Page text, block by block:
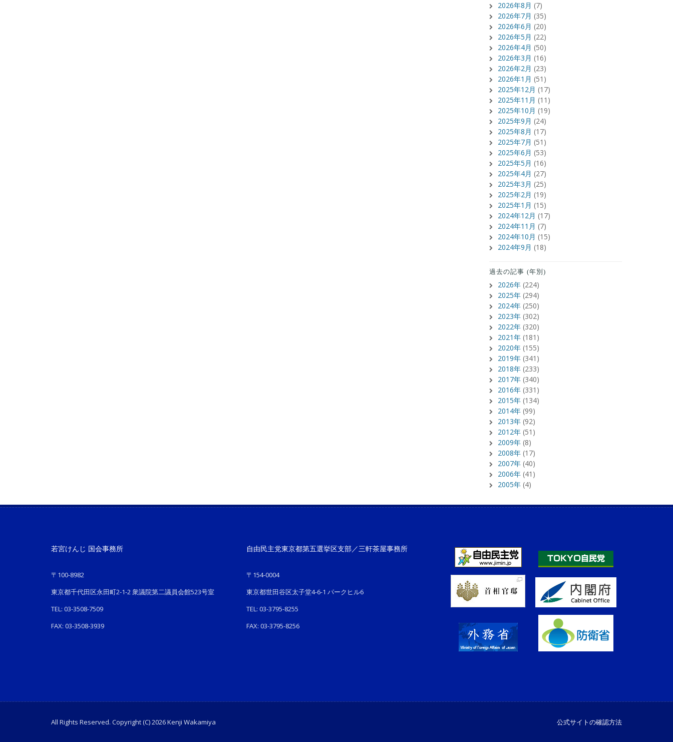
2026年8月 (7)
2026年7月 (35)
2026年6月 (20)
2026年5月 (22)
2026年4月 (50)
2026年3月 (16)
2026年2月 (23)
2026年1月 (51)
2025年12月 (17)
2025年11月 (11)
2025年10月 (19)
2025年9月 (24)
2025年8月 (17)
2025年7月 (51)
2025年6月 (53)
2025年5月 (16)
2025年4月 (27)
2025年3月 (25)
2025年2月 (19)
2025年1月 (15)
2024年12月 (17)
2024年11月 (7)
2024年10月 (15)
2024年9月 (18)
過去の記事 (年別)
2026年 (224)
2025年 (294)
2024年 (250)
2023年 (302)
2022年 (320)
2021年 (181)
2020年 (155)
2019年 (341)
2018年 (233)
2017年 (340)
2016年 (331)
2015年 (134)
2014年 (99)
2013年 (92)
2012年 (51)
2009年 (8)
2008年 (17)
2007年 (40)
2006年 (41)
2005年 (4)
若宮けんじ 国会事務所
〒100-8982
東京都千代田区永田町2-1-2 衆議院第二議員会館523号室
TEL: 03-3508-7509
FAX: 03-3508-3939
自由民主党東京都第五選挙区支部／三軒茶屋事務所
〒154-0004
東京都世田谷区太子堂4-6-1 パークヒル6
TEL: 03-3795-8255
FAX: 03-3795-8256
All Rights Reserved. Copyright (C) 2026 Kenji Wakamiya 公式サイトの確認方法